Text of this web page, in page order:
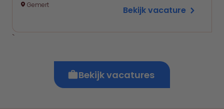
Gemert Bekijk vacature
`
Bekijk vacatures